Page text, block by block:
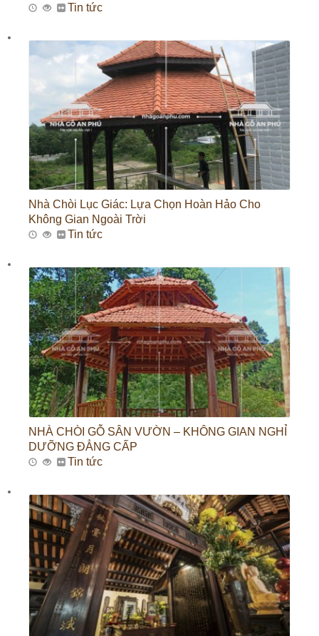
Tin tức
Nhà Chòi Lục Giác: Lựa Chọn Hoàn Hảo Cho
Không Gian Ngoài Trời
Tin tức
NHÀ CHÒI GỖ SÂN VƯỜN – KHÔNG GIAN NGHỈ
DƯỠNG ĐẲNG CẤP
Tin tức